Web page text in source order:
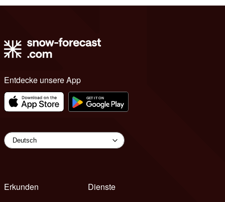
Entdecke unsere App
Erkunden
Dienste